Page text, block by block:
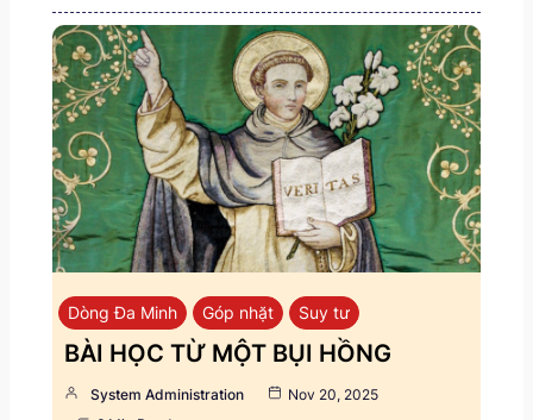
Dòng Đa Minh Góp nhặt Suy tư
BÀI HỌC TỪ MỘT BỤI HỒNG
System Administration
Nov 20, 2025